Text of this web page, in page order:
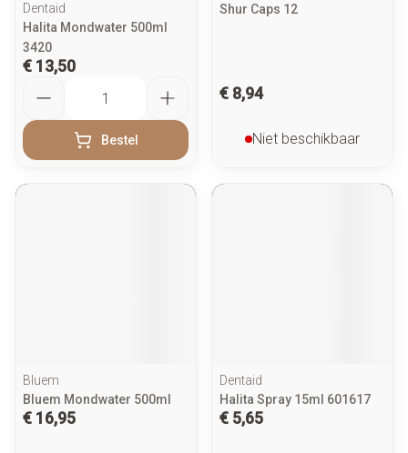
Dentaid
Halita Mondwater 500ml
3420
€ 13,50
Bestel
Shur Caps 12
€ 8,94
Niet beschikbaar
Bluem
Bluem Mondwater 500ml
€ 16,95
Dentaid
Halita Spray 15ml 601617
€ 5,65